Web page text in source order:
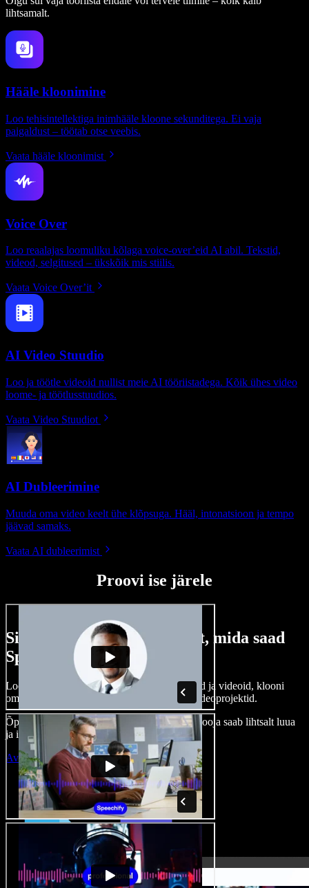
lihtsamalt.
Hääle kloonimine
Loo tehisintellektiga inimhääle kloone sekunditega. Ei vaja
paigaldust – töötab otse veebis.
Vaata hääle kloonimist
Voice Over
Loo reaalajas loomuliku kõlaga voice-over’eid AI abil. Tekstid,
videod, selgitused – ükskõik mis stiilis.
Vaata Voice Over’it
AI Video Stuudio
Loo ja töötle videoid nullist meie AI tööriistadega. Kõik ühes video
loome- ja töötlusstuudios.
Vaata Video Stuudiot
AI Dubleerimine
Muuda oma video keelt ühe klõpsuga. Hääl, intonatsioon ja tempo
jäävad samaks.
Vaata AI dubleerimist
Proovi ise järele
Siin on vaid väike osa sellest, mida saad
Speechify Studioga teha.
Loo voice-over’eid, kasuta tasuta pilte, helisid ja videoid, klooni
oma häält ja pane kokku terviklikud audio-videoprojektid.
Õppimiskõver puudub, kõik töötab veebis – looja saab lihtsalt luua
ja ideed kiiresti ellu viia.
Ava Studio